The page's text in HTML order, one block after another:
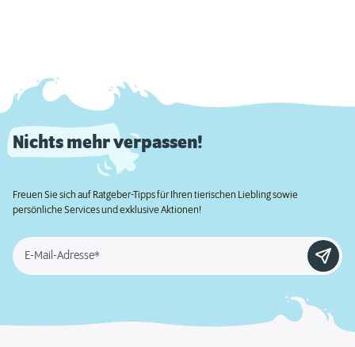
Nichts mehr verpassen!
Freuen Sie sich auf Ratgeber-Tipps für Ihren tierischen Liebling sowie
persönliche Services und exklusive Aktionen!
E-Mail-Adresse*